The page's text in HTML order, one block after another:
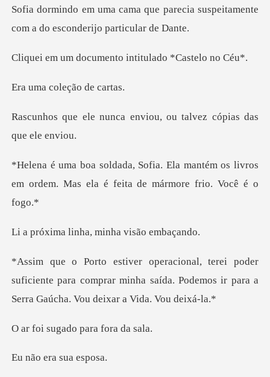
parecia suspeitamente
com a do
umento intitulado
coleção
a enviou, ou talvez có
mantém os livros
em ordem. Mas ela é
inha, minha vi
suficiente para comprar minha saída. Podemos ir pa
gado para f
era sua